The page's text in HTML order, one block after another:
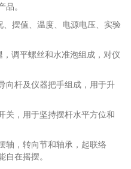
品。
值、温度、电源电压、实验
平螺丝和水准泡组成，对仪
杆及仪器把手组成，用于升
，用于坚持摆杆水平方位和
，转向节和轴承，起联络
自在摇摆。